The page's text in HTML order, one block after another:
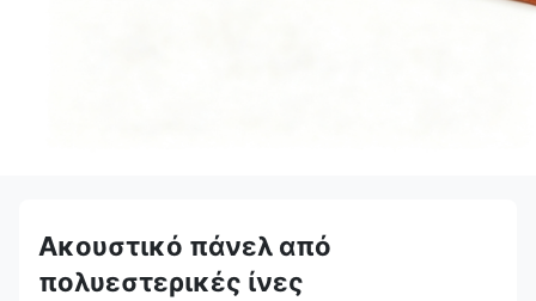
Ακουστικό πάνελ από
πολυεστερικές ίνες